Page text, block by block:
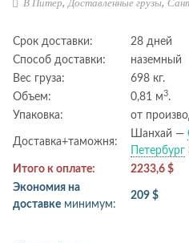
В Питер,Доставленные грузы,
Срок доставки:
28 дней
Способ доставки:
наземный
Вес груза:
698 кг.
Объем:
0,81 м3.
Упаковка:
от
Доставка+таможня:
Шанхай —
Петербург
Итого к оплате:
2233,6 $
Экономия на
доставке минимум:
209 $